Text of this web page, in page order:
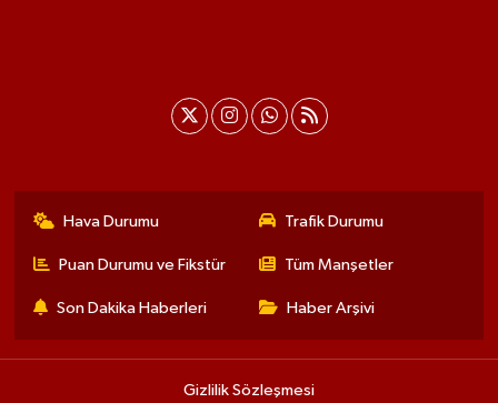
Hava Durumu Trafik Durumu
Puan Durumu ve Fikstür Tüm Manşetler
Son Dakika Haberleri Haber Arşivi
Gizlilik Sözleşmesi